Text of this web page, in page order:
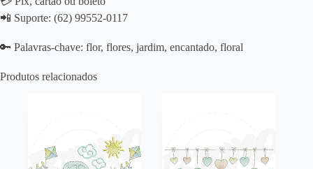
📲 Suporte: (62) 99552-0117
🔑 Palavras-chave: flor, flores, jardim, encantado, floral
Produtos relacionados